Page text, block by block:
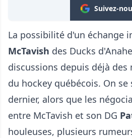
Suivez-
La possibilité d'un échange
McTavish des Ducks
discussions depuis déjà des
du hockey québécois. On
dernier, alors que les
entre McTavish et son DG
houleuses, plusieurs